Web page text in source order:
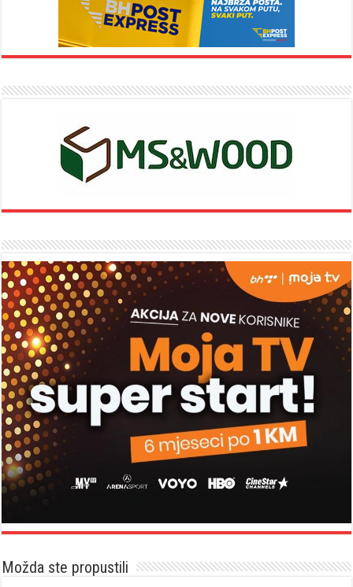
Možda ste propustili